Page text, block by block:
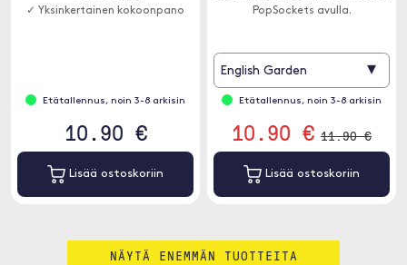
✓ Yksinkertainen kokoonpano
Etätallennus, noin 3-8 arkisin
10.90 €
Lisää ostoskoriin
PopSockets avulla.
English Garden ▾
Etätallennus, noin 3-8 arkisin
10.90 € 11.90 €
Lisää ostoskoriin
NÄYTÄ ENEMMÄN TUOTTEITA